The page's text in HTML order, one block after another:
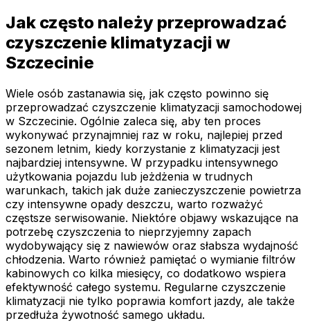
Jak często należy przeprowadzać
czyszczenie klimatyzacji w
Szczecinie
Wiele osób zastanawia się, jak często powinno się
przeprowadzać czyszczenie klimatyzacji samochodowej
w Szczecinie. Ogólnie zaleca się, aby ten proces
wykonywać przynajmniej raz w roku, najlepiej przed
sezonem letnim, kiedy korzystanie z klimatyzacji jest
najbardziej intensywne. W przypadku intensywnego
użytkowania pojazdu lub jeżdżenia w trudnych
warunkach, takich jak duże zanieczyszczenie powietrza
czy intensywne opady deszczu, warto rozważyć
częstsze serwisowanie. Niektóre objawy wskazujące na
potrzebę czyszczenia to nieprzyjemny zapach
wydobywający się z nawiewów oraz słabsza wydajność
chłodzenia. Warto również pamiętać o wymianie filtrów
kabinowych co kilka miesięcy, co dodatkowo wspiera
efektywność całego systemu. Regularne czyszczenie
klimatyzacji nie tylko poprawia komfort jazdy, ale także
przedłuża żywotność samego układu.